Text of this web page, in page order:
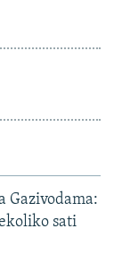
Gazivodama:
sati